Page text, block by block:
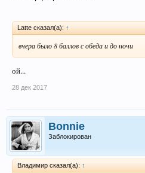
Latte сказал(а): ↑
вчера было 8 баллов с обеда и до ночи
ой...
28 дек 2017
Bonnie
Заблокирован
Владимир сказал(а): ↑